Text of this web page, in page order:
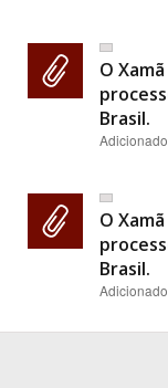
O
Brasil.
O
Brasil.